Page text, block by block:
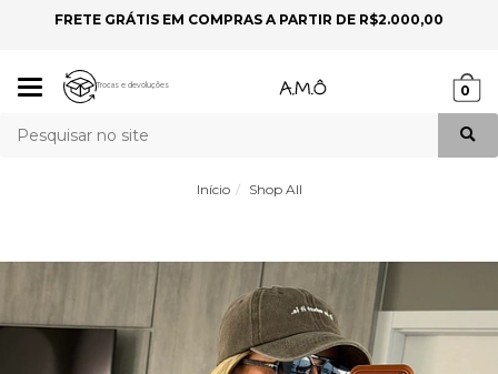
FRETE GRÁTIS EM COMPRAS A PARTIR DE R$2.000,00
Mudar
Trocas e devoluções 0
Início Shop All